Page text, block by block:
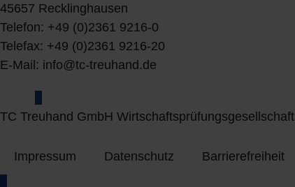
45657 Recklinghausen
Telefon: +49 (0)2361 9216-0
Telefax: +49 (0)2361 9216-20
E-Mail: info@tc-treuhand.de
TC Treuhand GmbH Wirtschaftsprüfungsgesellschaft
Impressum Datenschutz Barrierefreiheit